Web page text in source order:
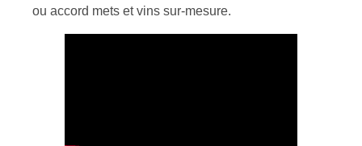
ou accord mets et vins sur-mesure.